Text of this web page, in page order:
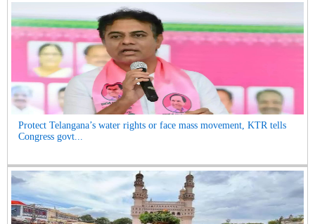
Protect Telangana’s water rights or face mass movement, KTR tells
Congress govt...